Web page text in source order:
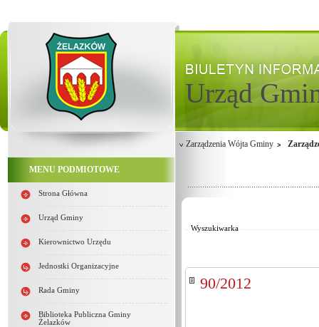
Urząd
MENU PODMIOTOWE
Strona Główna
Urząd Gminy
Kierownictwo Urzędu
Jednostki Organizacyjne
Rada Gminy
Biblioteka Publiczna Gminy
Żelazków
Zarządzenia Wójta Gminy
Wyszukiwarka
Od:
90/2012